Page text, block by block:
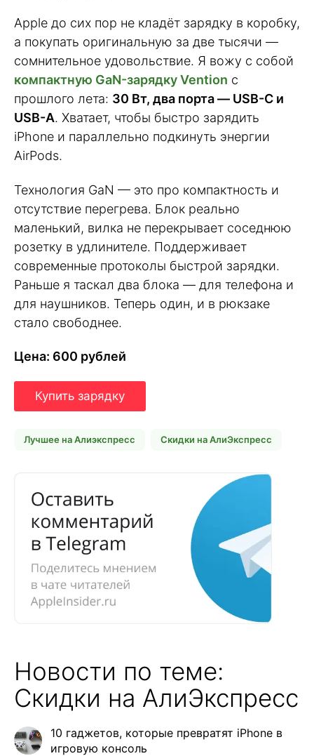
Apple до сих пор не кладёт зарядку в коробку,
а покупать оригинальную за две тысячи —
сомнительное удовольствие. Я вожу с собой
компактную GaN-зарядку Vention с
прошлого лета: 30 Вт, два порта — USB-C и
USB-A. Хватает, чтобы быстро зарядить
iPhone и параллельно подкинуть энергии
AirPods.
Технология GaN — это про компактность и
отсутствие перегрева. Блок реально
маленький, вилка не перекрывает соседнюю
розетку в удлинителе. Поддерживает
современные протоколы быстрой зарядки.
Раньше я таскал два блока — для телефона и
для наушников. Теперь один, и в рюкзаке
стало свободнее.
Цена: 600 рублей
Купить зарядку
Лучшее на Алиэкспресс Скидки на АлиЭкспресс
Новости по теме:
Скидки на АлиЭкспресс
10 гаджетов, которые превратят iPhone в
игровую консоль